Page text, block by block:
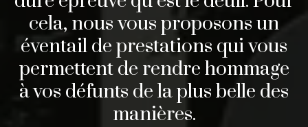
cela, nous vous proposons un
éventail de prestations qui vous
permettent de rendre hommage
à vos défunts de la plus belle des
manières.